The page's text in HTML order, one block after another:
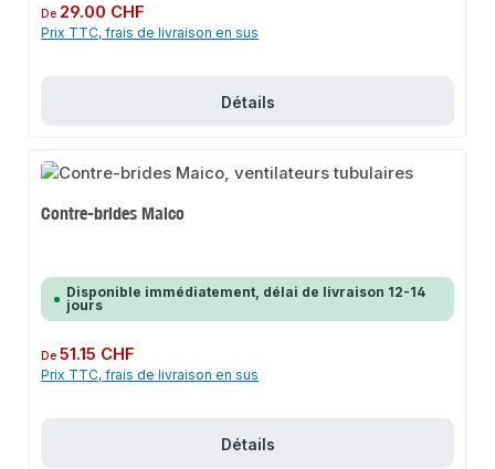
Prix régulier :
De 29.00 CHF
Prix TTC, frais de livraison en sus
Détails
Contre-brides Maico
Disponible immédiatement, délai de livraison 12-14
jours
Prix régulier :
De51.15 CHF
Prix TTC, frais de livraison en sus
Détails